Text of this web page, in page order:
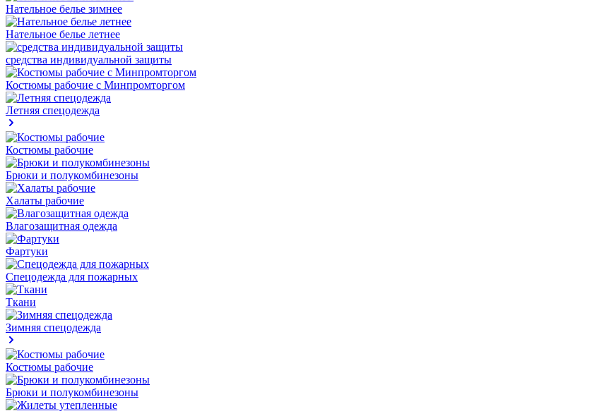
Нательное белье зимнее
Нательное белье летнее
средства индивидуальной защиты
Костюмы рабочие с Минпромторгом
Летняя спецодежда
Костюмы рабочие
Брюки и полукомбинезоны
Халаты рабочие
Влагозащитная одежда
Фартуки
Спецодежда для пожарных
Ткани
Зимняя спецодежда
Костюмы рабочие
Брюки и полукомбинезоны